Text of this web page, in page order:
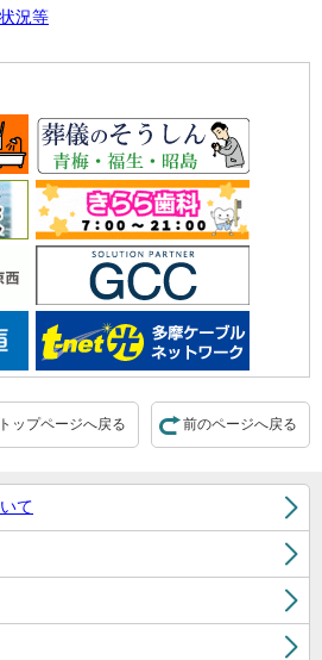
況等
前のページへ戻る
トップページへ戻る
て